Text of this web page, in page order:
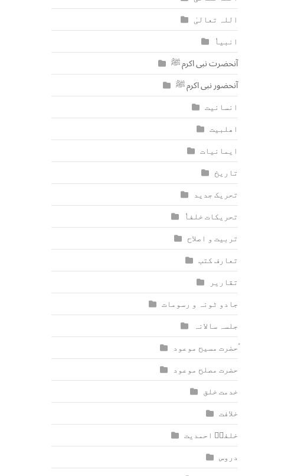
اللہ تعالیٰ
انبیاٗ
آنحضرت نبی اکرم ﷺ
آنحضور نبی اکرم ﷺ
انسانیت
اھلبیت
ایمانیات
تاریخ
تحریک جدید
تحریکات خلفاٗ
تربیت و اصلاح
تعارف کتب
تقاریر
جادو ٹونہ و رسومات
جلسہ سالانہ
ٰؑحضرت مسیح موعود
حضرت مصلح موعود
خدمت خلق
خلافت
خلفاؑ احمدیت
دروس